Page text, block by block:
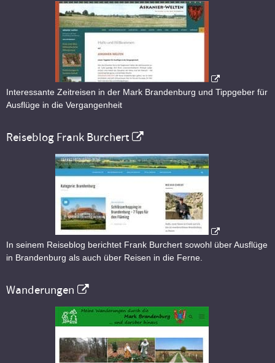
Interessante Zeitreisen in der Mark Brandenburg und Tippgeber für
Ausflüge in die Vergangenheit
Reiseblog Frank Burchert
In seinem Reiseblog berichtet Frank Burchert sowohl über Ausflüge
in Brandenburg als auch über Reisen in die Ferne.
Wanderungen